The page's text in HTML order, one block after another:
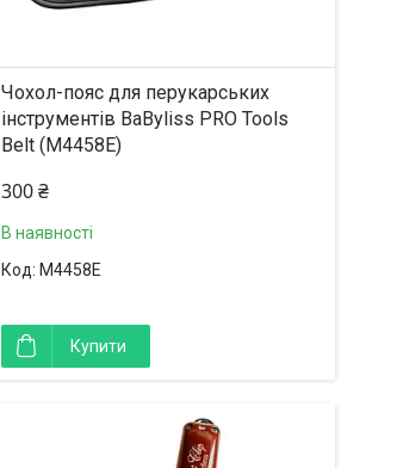
Чохол-пояс для перукарських
інструментів BaByliss PRO Tools
Belt (M4458E)
300 ₴
В наявності
M4458E
Купити